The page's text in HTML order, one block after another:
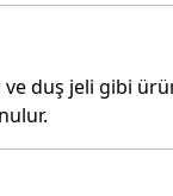
duş jeli gibi